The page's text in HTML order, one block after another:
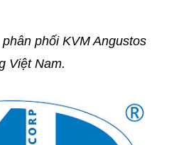
phân phối KVM Angustos
Việt Nam.